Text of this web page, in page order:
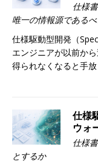
仕様
唯一の情報源であるべ
仕様駆動型開発（
エンジニアが以前か
得られなくなると手
仕様
ウォ
仕様
とするか